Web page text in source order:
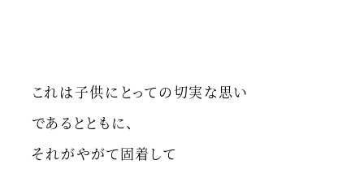
これは子供にとっての切実な思い
であるとともに、
それがやがて固着して